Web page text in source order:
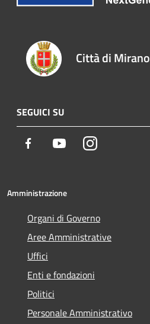
Città di Mirano
SEGUICI SU
Facebook YoutubeInstagram
Amministrazione
Organi di Governo
Aree Amministrative
Uffici
Enti e fondazioni
Politici
Personale Amministrativo